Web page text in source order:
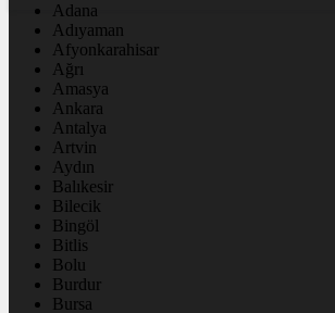
Adana
Adıyaman
Afyonkarahisar
Ağrı
Amasya
Ankara
Antalya
Artvin
Aydın
Balıkesir
Bilecik
Bingöl
Bitlis
Bolu
Burdur
Bursa